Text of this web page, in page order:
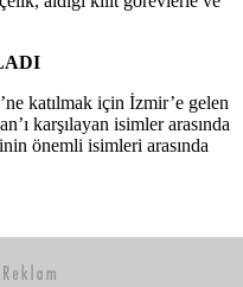
katılmak için İzmir’e gelen
karşılayan isimler arasında
önemli isimleri arasında